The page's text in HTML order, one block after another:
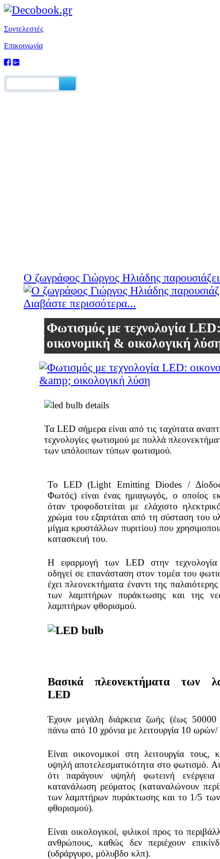
Συντελεστές
Επικοινωνία
Ο ζωγράφος Γιώργος Ηλιάδης
Διαβάστε περισσότερα...
Φωτισμός με τεχνολογία
οικονομική & οικολογική
Τα LED σήμερα είναι από τις ταχύτατα
τεχνολογίες φωτισμού με πολλά
των υπόλοιπων τύπων φωτισμού.
Το LED (Light Emitting Diodes /
Φωτός) είναι ένας ημιαγωγός, ο οποίος
όταν τροφοδοτείται με ελάχιστο
χρώμα του εξαρτάται από τη σύσταση του
μίγμα κρυστάλλων πυριτίου) που
κατασκευή του.
H εφαρμογή των LED στην τεχνολογία
οδηγεί σε επανάσταση στον τομέα του
έχει πλεονεκτήματα έναντι της παλαιότερης
των λαμπτήρων πυράκτωσης και της
λαμπτήρων φθορισμού.
Βασικά πλεονεκτήματα των
LED
Έχουν μεγάλη διάρκεια ζωής (έως
πάνω από 10 χρόνια με λειτουργία 10 ωρών/
Είναι οικονομικοί στη λειτουργία τους,
υψηλή αποτελεσματικότητα στο φωτισμό.
ότι παράγουν υψηλή φωτεινή
κατανάλωση ρεύματος (καταναλώνουν
των λαμπτήρων πυράκτωσης και το 1/5
φθορισμού).
Είναι οικολογικοί, φιλικοί προς το
ανθρώπους, καθώς δεν περιέχουν
(υδράργυρο, μόλυβδο κλπ).